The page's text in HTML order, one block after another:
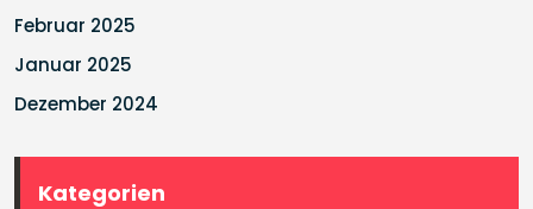
Februar 2025
Januar 2025
Dezember 2024
Kategorien